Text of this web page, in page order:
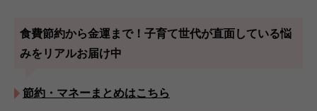
食費節約から金運まで！子育て世代が直面している悩
みをリアルお届け中
節約・マネーまとめはこちら